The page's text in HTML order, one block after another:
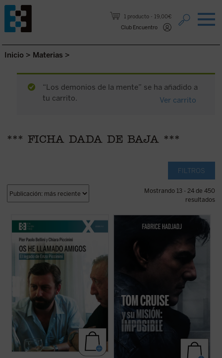
1 producto
19,00€
Club Encuentro
Saltar al contenido.
Inicio > Materias >
“Los demonios de la mente” se ha añadido a
tu carrito.
Ver carrito
*** FICHA DADA DE BAJA ***
FILTROS
Mostrando 13 - 24 de 450
resultados
¿Quién era Enzo Piccinini, el cirujano que
murió trágicamente en un accidente de
Giussani e incansable impulsor de
numerosas iniciativas religiosas, sociales y
culturales en su región de Emilia Romaña y
(ver ficha)
cine. Cuando un actor se convierte en
inevitablemente refleja algo de su época.
Por eso, al hablar de Tom, hablamos
filosofía, teología y ...
(ver ficha)